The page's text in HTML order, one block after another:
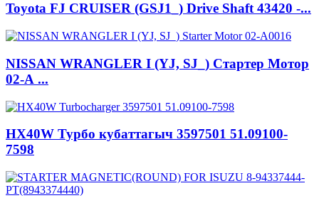
Toyota FJ CRUISER (GSJ1_) Drive Shaft 43420 -...
NISSAN WRANGLER I (YJ, SJ_) Стартер Мотор
02-А ...
HX40W Турбо кубаттагыч 3597501 51.09100-
7598